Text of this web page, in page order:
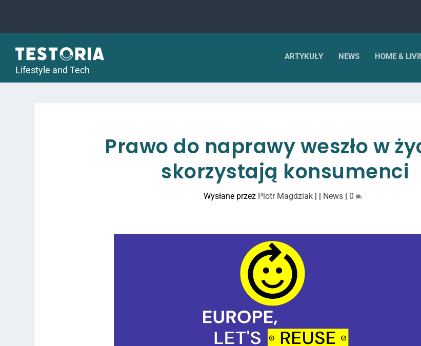
Lifestyle and Tech
ARTYKUŁY NEWS HOME &
Prawo do naprawy weszło w
skorzystają konsumenci
Wysłane przez Piotr Magdziak| | News| 0